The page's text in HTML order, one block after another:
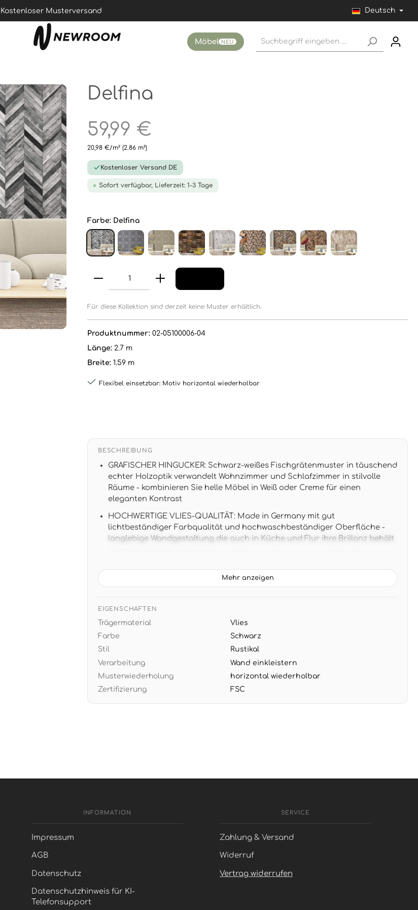
Kostenloser Musterversand Deutsch
Möbel NEU
Delfina
59,99 €
20,98 €/m² (2.86 m²)
Kostenloser Versand DE
Sofort verfügbar, Lieferzeit: 1-3 Tage
Farbe: Delfina
Für diese Kollektion sind derzeit keine Muster erhältlich.
Produktnummer: 02-05100006-04
Länge: 2.7 m
Breite: 1.59 m
Flexibel einsetzbar: Motiv horizontal wiederholbar
BESCHREIBUNG
GRAFISCHER HINGUCKER: Schwarz-weißes Fischgrätenmuster in täuschend
echter Holzoptik verwandelt Wohnzimmer und Schlafzimmer in stilvolle
Räume - kombinieren Sie helle Möbel in Weiß oder Creme für einen
eleganten Kontrast
HOCHWERTIGE VLIES-QUALITÄT: Made in Germany mit gut
lichtbeständiger Farbqualität und hochwaschbeständiger Oberfläche -
langlebige Wandgestaltung die auch in Küche und Flur ihre Brillanz behält
MODERNER RUSTIKAL-STIL: Das grafische Zickzack-Design vereint rustikale
Metallakzenten und natürlichen Materialien wie Jute oder Leinen
EINFACHE VERARBEITUNG: Wand einkleistern und Tapete aufbringen -
nach Jahren restlos trocken abziehbar ohne Rückstände an der Wand
Mehr anzeigen
EIGENSCHAFTEN
Trägermaterial
Vlies
Farbe
Schwarz
Stil
Rustikal
Verarbeitung
Wand einkleistern
Musterwiederholung
horizontal wiederholbar
Zertifizierung
FSC
INFORMATION
Impressum
AGB
Datenschutz
Datenschutzhinweis für KI-
Telefonsupport
SERVICE
Zahlung & Versand
Widerruf
Vertrag widerrufen